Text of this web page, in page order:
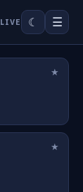
LIVE ☾ ☰
★
★